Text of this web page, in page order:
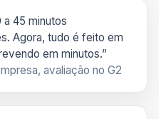
a 45 minutos
Agora, tudo é feito em
em minutos.”
avaliação no G2